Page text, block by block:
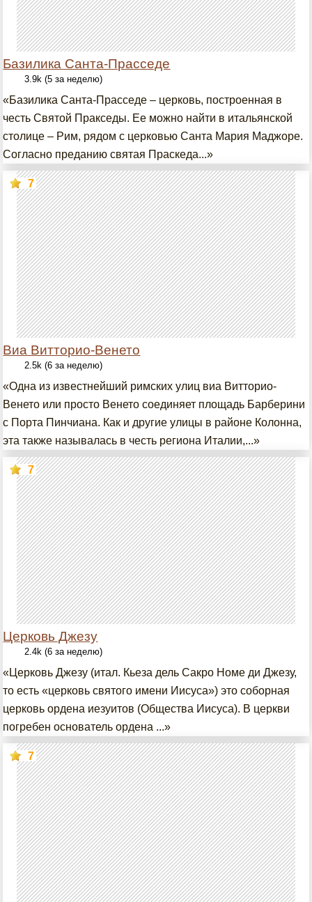
Базилика Санта-Прасседе
3.9k (5 за неделю)
«Базилика Санта-Прасседе – церковь, построенная в
честь Святой Пракседы. Ее можно найти в итальянской
столице – Рим, рядом с церковью Санта Мария Маджоре.
Согласно преданию святая Праскеда...»
Виа Витторио-Венето
7
2.5k (6 за неделю)
«Одна из известнейший римских улиц виа Витторио-
Венето или просто Венето соединяет площадь Барберини
с Порта Пинчиана. Как и другие улицы в районе Колонна,
эта также называлась в честь региона Италии,...»
Церковь Джезу
7
2.4k (6 за неделю)
«Церковь Джезу (итал. Кьеза дель Сакро Номе ди Джезу,
то есть «церковь святого имени Иисуса») это соборная
церковь ордена иезуитов (Общества Иисуса). В церкви
погребен основатель ордена ...»
7